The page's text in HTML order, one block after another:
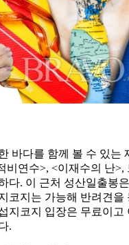
바다를 함께 볼 수 있는
비연수>, <이재수의 난>,
다. 이 근처 성산일출봉
코지는 가능해 반려견을
지코지 입장은 무료이고
.